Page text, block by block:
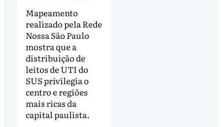
Mapeamento
realizado pela Rede
Nossa São Paulo
mostra que a
distribuição de
leitos de UTI do
SUS privilegia o
centro e regiões
mais ricas da
capital paulista.